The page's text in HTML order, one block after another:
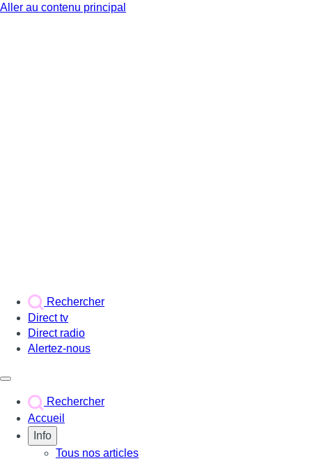
Aller au contenu principal
Rechercher
Direct tv
Direct radio
Alertez-nous
Rechercher
Accueil
Info
Tous nos articles